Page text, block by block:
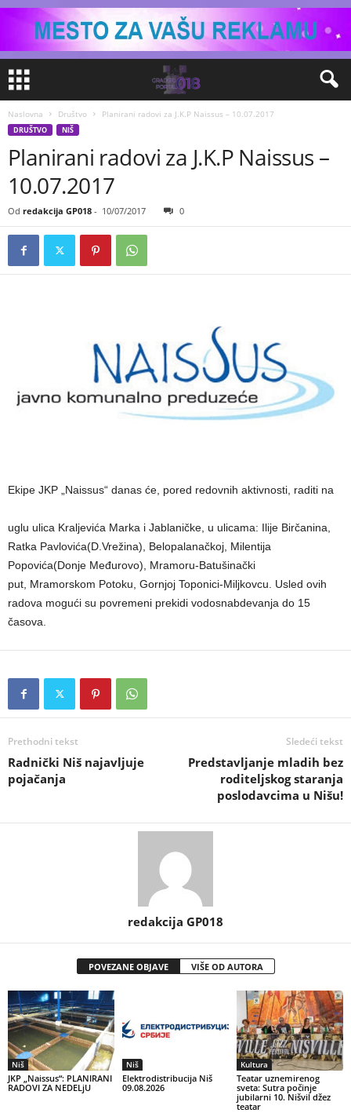
Naslovna Društvo Planirani radovi za J.K.P Naissus – 10.07.2017
DRUŠTVO NIŠ
Planirani radovi za J.K.P Naissus –
10.07.2017
Od redakcija GP018 - 10/07/2017 0
Ekipe JKP „Naissus“ danas će, pored redovnih aktivnosti, raditi na
uglu ulica Kraljevića Marka i Jablaničke, u ulicama: Ilije Birčanina,
Ratka Pavlovića(D.Vrežina), Belopalanačkoj, Milentija
Popovića(Donje Međurovo), Mramoru-Batušinački
put, Mramorskom Potoku, Gornjoj Toponici-Miljkovcu. Usled ovih
radova mogući su povremeni prekidi vodosnabdevanja do 15
časova.
Prethodni tekst
Radnički Niš najavljuje
pojačanja
Sledeći tekst
Predstavljanje mladih bez
roditeljskog staranja
poslodavcima u Nišu!
redakcija GP018
POVEZANE OBJAVE VIŠE OD AUTORA
Niš
JKP „Naissus“: PLANIRANI
RADOVI ZA NEDELjU
Niš
Elektrodistribucija Niš
09.08.2026
Kultura
Teatar uznemirenog
sveta: Sutra počinje
jubilarni 10. Nišvil džez
teatar